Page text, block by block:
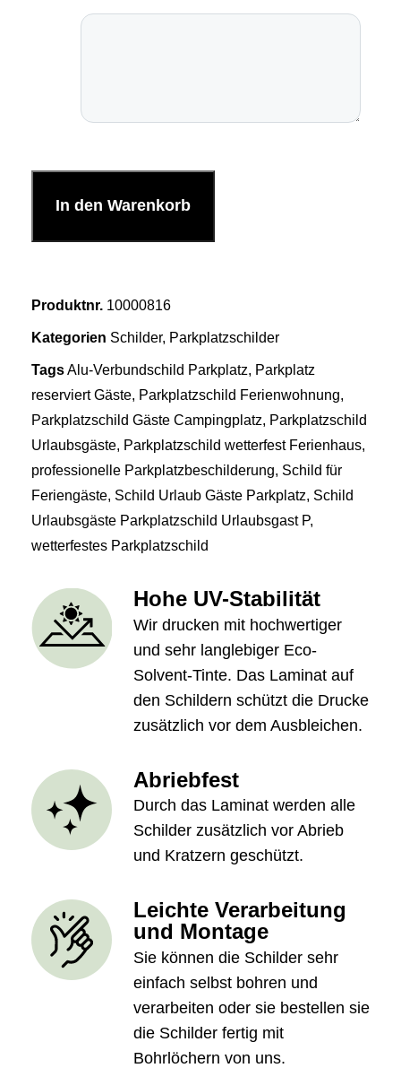
In den Warenkorb
Produktnr. 10000816
Kategorien Schilder, Parkplatzschilder
TagsAlu-Verbundschild Parkplatz, Parkplatz
reserviert Gäste, Parkplatzschild Ferienwohnung,
Parkplatzschild Gäste Campingplatz, Parkplatzschild
Urlaubsgäste, Parkplatzschild wetterfest Ferienhaus,
professionelle Parkplatzbeschilderung, Schild für
Feriengäste, Schild Urlaub Gäste Parkplatz, Schild
Urlaubsgäste Parkplatzschild Urlaubsgast P,
wetterfestes Parkplatzschild
Hohe UV-Stabilität
Wir drucken mit hochwertiger
und sehr langlebiger Eco-
Solvent-Tinte. Das Laminat auf
den Schildern schützt die Drucke
zusätzlich vor dem Ausbleichen.
Abriebfest
Durch das Laminat werden alle
Schilder zusätzlich vor Abrieb
und Kratzern geschützt.
Leichte Verarbeitung
und Montage
Sie können die Schilder sehr
einfach selbst bohren und
verarbeiten oder sie bestellen sie
die Schilder fertig mit
Bohrlöchern von uns.